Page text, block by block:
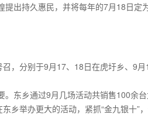
出持久惠民，并将每年的7月18日定
，分别于9月17、18日在虎圩乡、9
东乡通过9月几场活动共销售100余
乡举办更大的活动，紧抓“金九银十”，